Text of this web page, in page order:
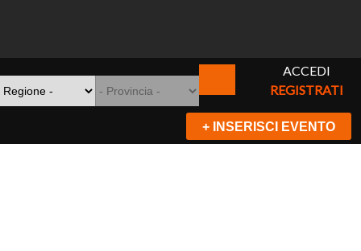
ACCEDI
REGISTRATI
+ INSERISCI EVENTO